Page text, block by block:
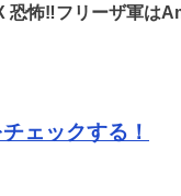
恐怖‼フリーザ軍は
ェックする！